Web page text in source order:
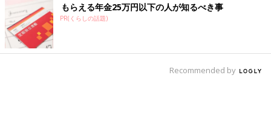
もらえる年金25万円以下の人が知るべき事
PR(くらしの話題)
Recommended by